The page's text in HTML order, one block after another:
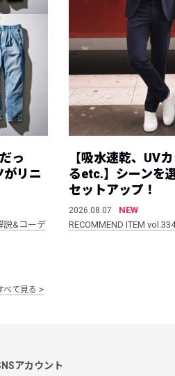
っ
がリニ
説&コーデ
【吸水速乾、UV
るetc.】シーンを
セットアップ！
2026.08.07
NEW
RECOMMEND ITEM vol.334
べて見る
アカウント